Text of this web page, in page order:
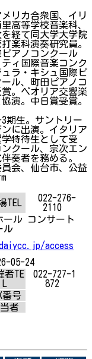
リカ合衆国、イリ
高等学校音楽科、
経て同大学大学院
楽科演奏研究員。
アノコンクール
ィ国際音楽コンク
ラ・キシュ国際ピ
ル、町田ピアノコ
。ペオリア交響楽
演。中日賞受賞。
期生。サントリー
に出演。イタリア
特待生として受
クール、宗次エン
奏者を務める。
会、仙台市、公益
TEL
022-276-
2110
ール コンサート
ル
access
05-24
者TE
022-727-1
872
番号
者